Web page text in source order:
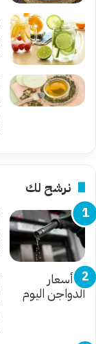
نرشح لك